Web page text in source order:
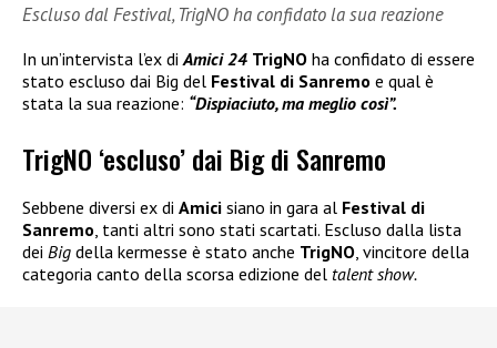
Escluso dal Festival, TrigNO ha confidato la sua reazione
In un’intervista l’ex di Amici 24 TrigNO ha confidato di essere
stato escluso dai Big del Festival di Sanremo e qual è
stata la sua reazione: “Dispiaciuto, ma meglio così”.
TrigNO ‘escluso’ dai Big di Sanremo
Sebbene diversi ex di Amici siano in gara al Festival di
Sanremo , tanti altri sono stati scartati. Escluso dalla lista
dei Big della kermesse è stato anche TrigNO , vincitore della
categoria canto della scorsa edizione del talent show.